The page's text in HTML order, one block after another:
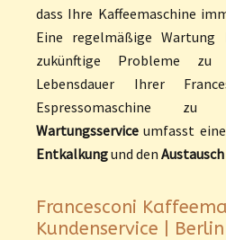
dass Ihre Kaffeemaschine
Eine regelmäßige Wartung
zukünftige Probleme zu
Lebensdauer Ihrer
Espressomaschine zu
Wartungsservice umfasst
Entkalkungund den Austausch
Francesconi
Kundenservice | Berlin